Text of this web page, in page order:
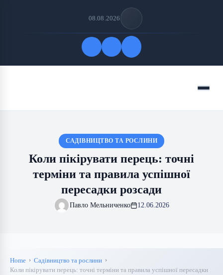
08.08.2026
Menu
САДІВНИЦТВО ТА РОСЛИНИ
Коли пікірувати перець: точні
терміни та правила успішної
пересадки розсади
Павло Мельниченко 12.06.2026
Home
Садівництво та рослини
Коли пікірувати перець: точні терміни та правила успішної пересадки